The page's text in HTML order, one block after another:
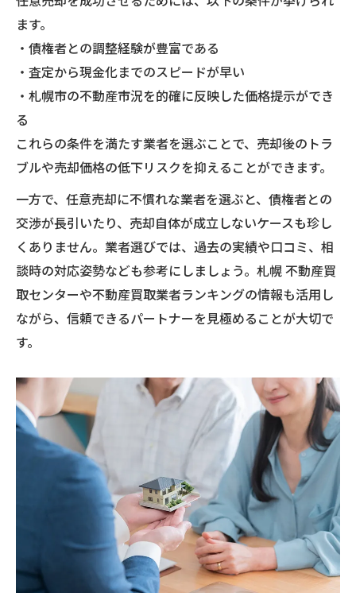
ます。
・債権者との調整経験が豊富である
・査定から現金化までのスピードが早い
・札幌市の不動産市況を的確に反映した価格提示ができ
る
これらの条件を満たす業者を選ぶことで、売却後のトラ
ブルや売却価格の低下リスクを抑えることができます。
一方で、任意売却に不慣れな業者を選ぶと、債権者との
交渉が長引いたり、売却自体が成立しないケースも珍し
くありません。業者選びでは、過去の実績や口コミ、相
談時の対応姿勢なども参考にしましょう。札幌 不動産買
取センターや不動産買取業者ランキングの情報も活用し
ながら、信頼できるパートナーを見極めることが大切で
す。